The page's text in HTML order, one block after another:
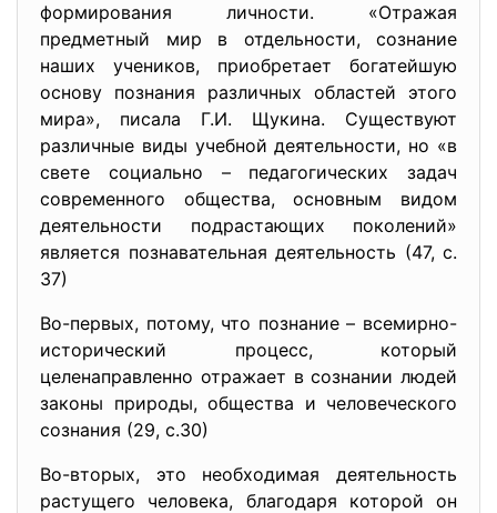
формирования личности. «Отражая
предметный мир в отдельности, сознание
наших учеников, приобретает богатейшую
основу познания различных областей этого
мира», писала Г.И. Щукина. Существуют
различные виды учебной деятельности, но «в
свете социально – педагогических задач
современного общества, основным видом
деятельности подрастающих поколений»
является познавательная деятельность (47, с.
37)
Во-первых, потому, что познание – всемирно-
исторический процесс, который
целенаправленно отражает в сознании людей
законы природы, общества и человеческого
сознания (29, с.30)
Во-вторых, это необходимая деятельность
растущего человека, благодаря которой он